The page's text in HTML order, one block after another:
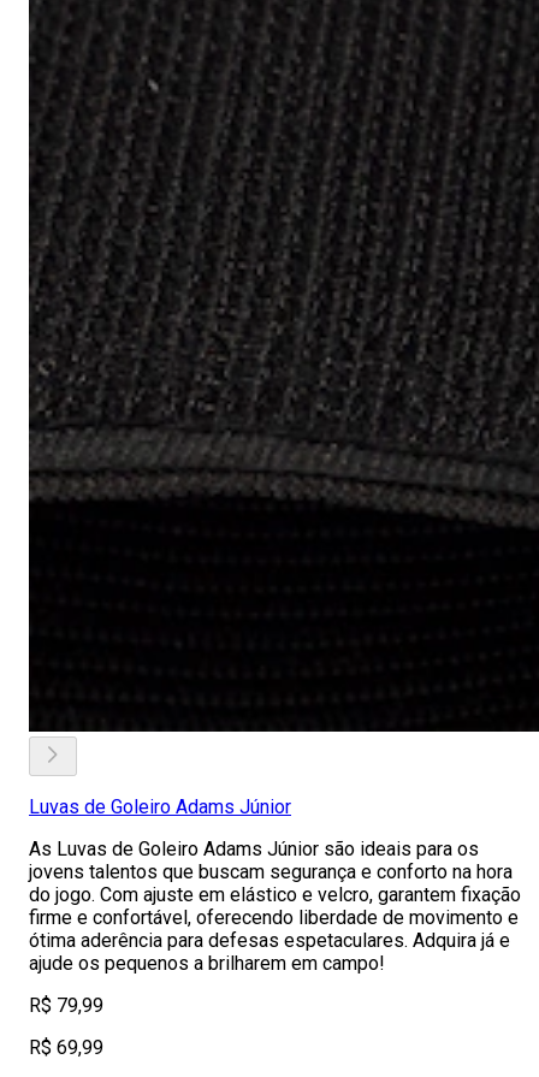
Luvas de Goleiro Adams Júnior
As Luvas de Goleiro Adams Júnior são ideais para os
jovens talentos que buscam segurança e conforto na hora
do jogo. Com ajuste em elástico e velcro, garantem fixação
firme e confortável, oferecendo liberdade de movimento e
ótima aderência para defesas espetaculares. Adquira já e
ajude os pequenos a brilharem em campo!
R$ 79,99
R$ 69,99